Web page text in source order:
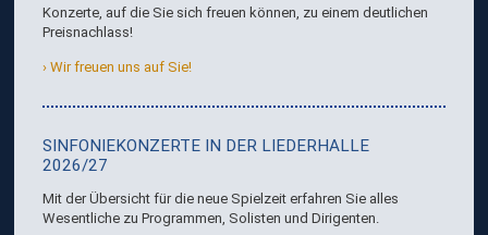
Konzerte, auf die Sie sich freuen können, zu einem deutlichen
Preisnachlass!
Wir freuen uns auf Sie!
SINFONIEKONZERTE IN DER LIEDERHALLE
2026/27
Mit der Übersicht für die neue Spielzeit erfahren Sie alles
Wesentliche zu Programmen, Solisten und Dirigenten.